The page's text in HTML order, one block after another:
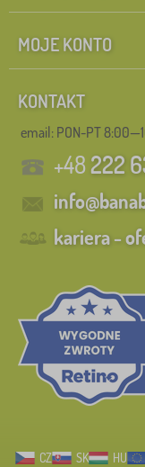
MOJE KONTO
KONTAKT
email: PON-PT
+48222
kariera -
CZ SK HU